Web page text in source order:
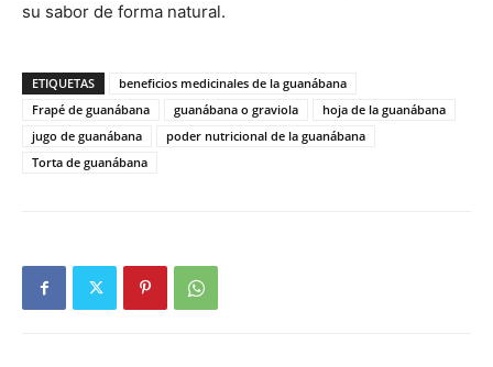
su sabor de forma natural.
ETIQUETAS
beneficios medicinales de la guanábana
Frapé de guanábana
guanábana o graviola
hoja de la guanábana
jugo de guanábana
poder nutricional de la guanábana
Torta de guanábana